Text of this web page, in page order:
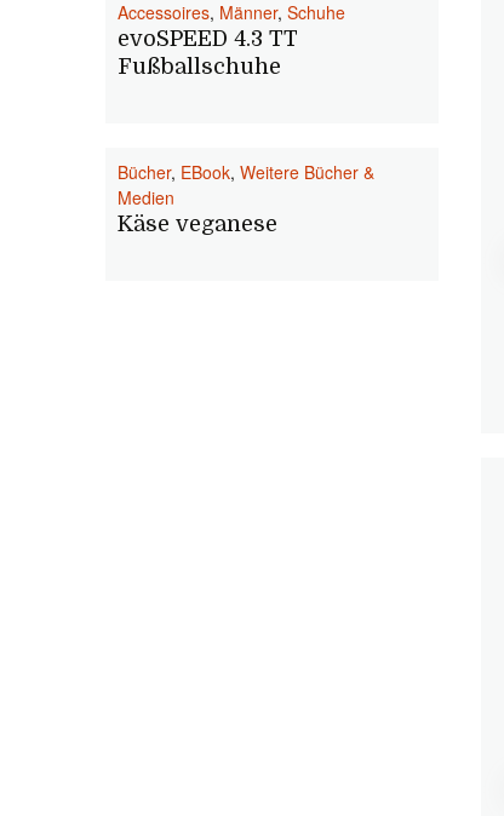
Accessoires, Männer, Schuhe
evoSPEED 4.3 TT
Fußballschuhe
Bücher, EBook, Weitere Bücher &
Medien
Käse veganese